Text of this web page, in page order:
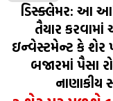
ડિસ્ક્લેમર: આ
તૈયાર
ઇન્વેસ્ટમેન્ટ કે શેર
બજારમાં પૈસા
નાણાકીય